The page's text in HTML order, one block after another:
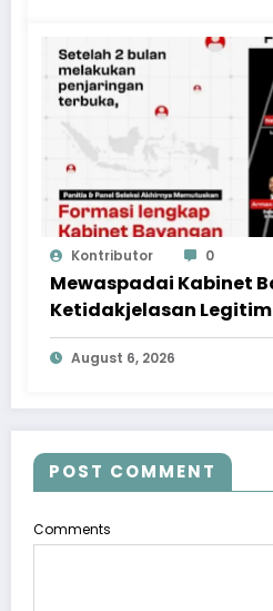
Kontributor 0
Mewaspadai Kabinet
Ketidakjelasan
Representasi
August 6, 2026
POST COMMENT
Comments